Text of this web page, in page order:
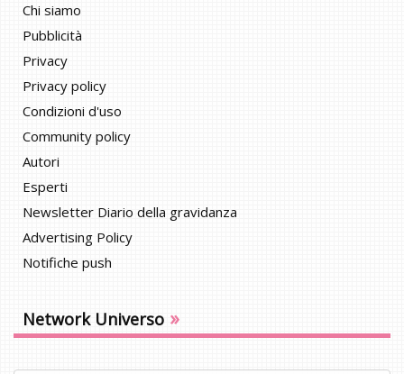
Chi siamo
Pubblicità
Privacy
Privacy policy
Condizioni d'uso
Community policy
Autori
Esperti
Newsletter Diario della gravidanza
Advertising Policy
Notifiche push
Network Universo »